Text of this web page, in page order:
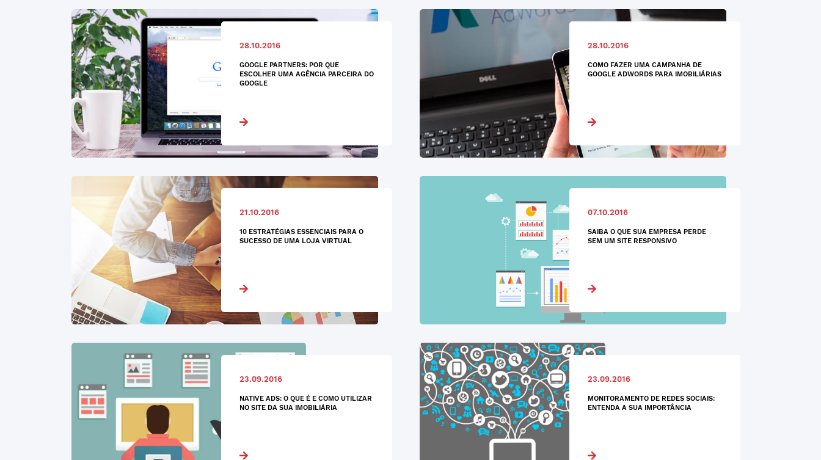
28.10.2016
GOOGLE PARTNERS: POR QUE
ESCOLHER UMA AGÊNCIA PARCEIRA DO
GOOGLE
28.10.2016
COMO FAZER UMA CAMPANHA DE
GOOGLE ADWORDS PARA IMOBILIÁRIAS
21.10.2016
10 ESTRATÉGIAS ESSENCIAIS PARA O
SUCESSO DE UMA LOJA VIRTUAL
07.10.2016
SAIBA O QUE SUA EMPRESA PERDE
SEM UM SITE RESPONSIVO
23.09.2016
NATIVE ADS: O QUE É E COMO UTILIZAR
NO SITE DA SUA IMOBILIÁRIA
23.09.2016
MONITORAMENTO DE REDES SOCIAIS:
ENTENDA A SUA IMPORTÂNCIA